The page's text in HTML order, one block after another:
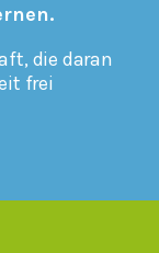
die daran
frei